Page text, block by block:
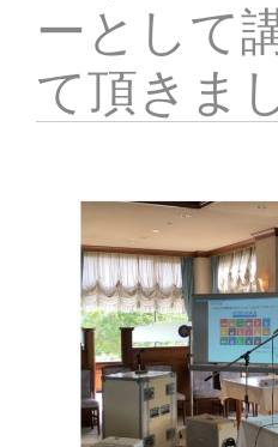
ーとして
て頂きま